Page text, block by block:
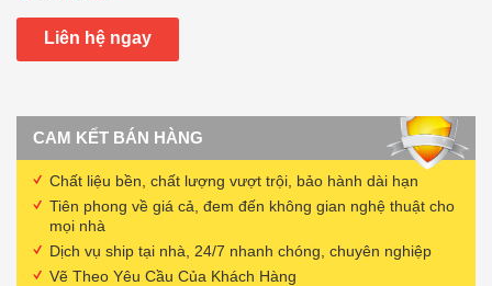
Liên hệ ngay
CAM KẾT BÁN HÀNG
Chất liệu bền, chất lượng vượt trội, bảo hành dài hạn
Tiên phong về giá cả, đem đến không gian nghệ thuật cho
mọi nhà
Dịch vụ ship tại nhà, 24/7 nhanh chóng, chuyên nghiệp
Vẽ Theo Yêu Cầu Của Khách Hàng